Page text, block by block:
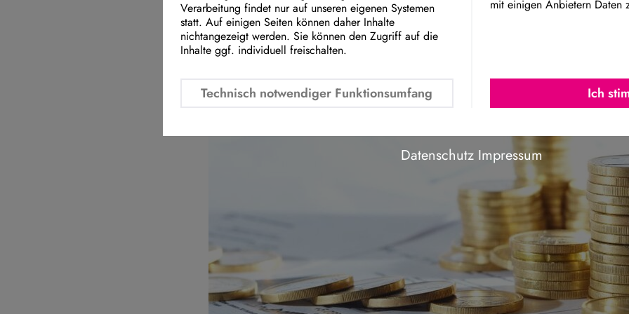
Fraktion kritisiert: „Die vorgelegten Rekordausgaben beinhalten
Prioritätensetzung, die der Zeitenwende gerecht wird.
Verarbeitung findet nur auf unseren eigenen Systemen
statt. Auf einigen Seiten können daher Inhalte
nichtangezeigt werden. Sie können den Zugriff auf die
Inhalte ggf. individuell freischalten.
Technisch notwendiger Funktionsumfang
mit einigen Anbietern Daten
Google Maps Embed
Ich
Datenschutz Impressum